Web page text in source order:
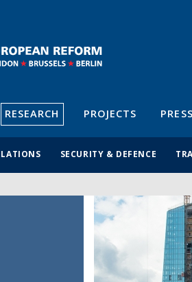
RESEARCH PROJECTS PRESS
SECURITY & DEFENCE